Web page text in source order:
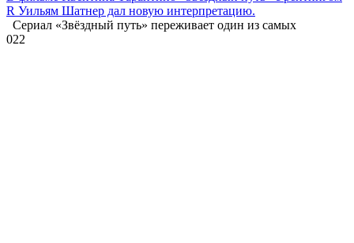
R Уильям Шатнер дал новую интерпретацию.
Сериал «Звёздный путь» переживает один из самых
022